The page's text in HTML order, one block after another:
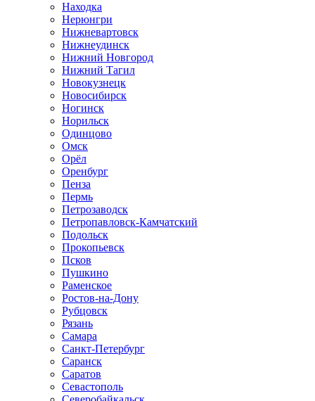
Находка
Нерюнгри
Нижневартовск
Нижнеудинск
Нижний Новгород
Нижний Тагил
Новокузнецк
Новосибирск
Ногинск
Норильск
Одинцово
Омск
Орёл
Оренбург
Пенза
Пермь
Петрозаводск
Петропавловск-Камчатский
Подольск
Прокопьевск
Псков
Пушкино
Раменское
Ростов-на-Дону
Рубцовск
Рязань
Самара
Санкт-Петербург
Саранск
Саратов
Севастополь